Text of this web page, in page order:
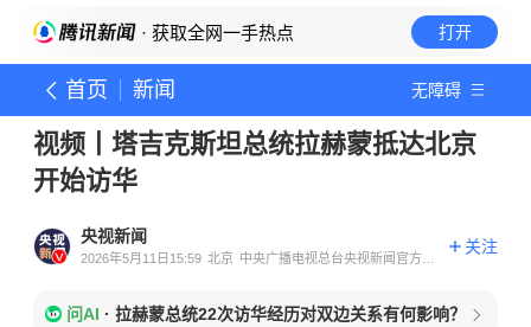
· 获取全网一手热点 打开
首页 新闻 无障碍
视频丨塔吉克斯坦总统拉赫蒙抵达北京
开始访华
央视新闻
2026年5月11日15:59 北京 中央广播电视总台央视新闻官方账
关注
问AI · 拉赫蒙总统22次访华经历对双边关系有何影响？